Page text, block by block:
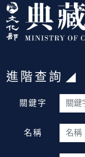
跳到主要內容
:::
:::
進階查詢
關鍵字
名稱